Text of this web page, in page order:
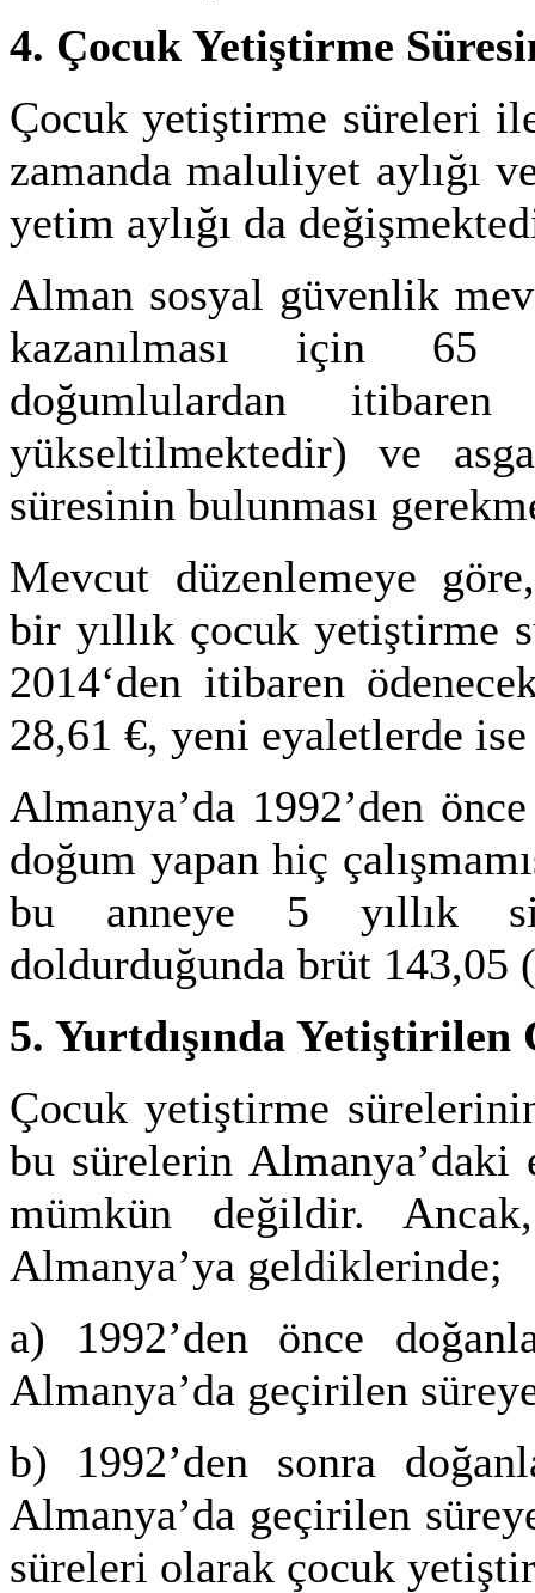
4. Çocuk Yetiştirme
Çocuk yetiştirme süreleri
zamanda maluliyet aylığı
yetim aylığı da
Alman sosyal güvenlik
kazanılması için 65
doğumlulardan
yükseltilmektedir) ve
süresinin bulunması
Mevcut düzenlemeye
bir yıllık çocuk yetiştirme
2014‘den itibaren
28,61 €, yeni eyaletlerde
Almanya’da 1992’den
doğum yapan hiç
bu anneye 5 yıllık
doldurduğunda brüt 143,05
5. Yurtdışında Yetiştirilen
Çocuk yetiştirme
bu sürelerin Almanya’daki
mümkün değildir.
Almanya’ya geldiklerinde;
a) 1992’den önce
Almanya’da geçirilen
b) 1992’den sonra
Almanya’da geçirilen
süreleri olarak çocuk